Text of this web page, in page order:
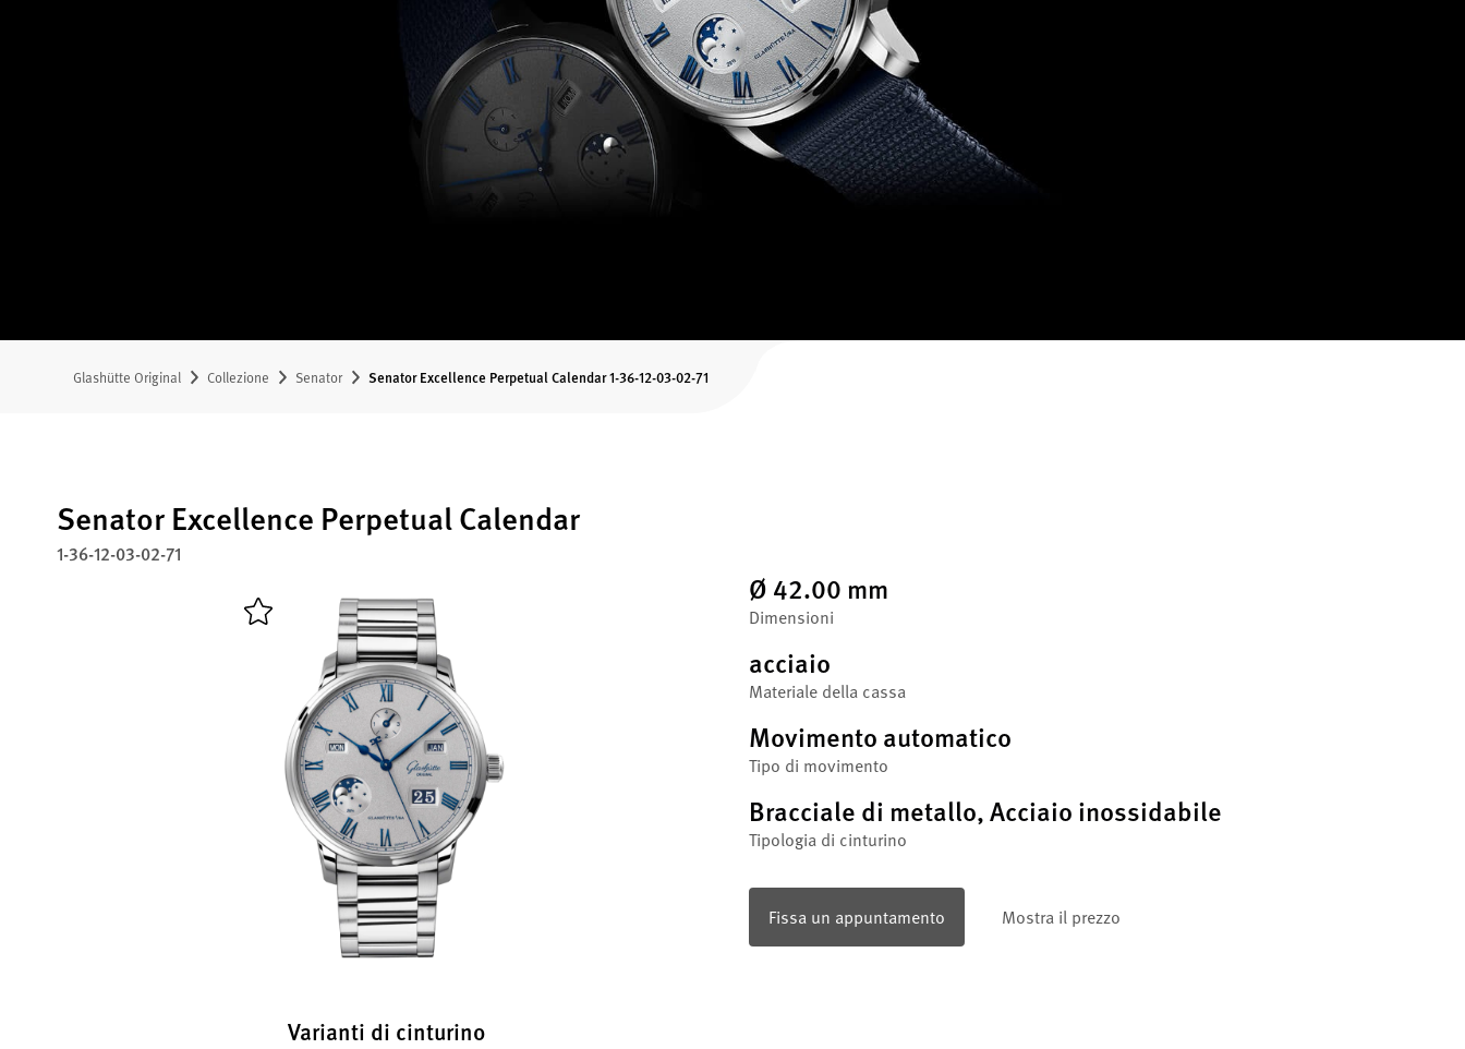
Glashütte Original Collezione Senator Senator Excellence Perpetual Calendar 1-36-12-03-02-71
Senator Excellence Perpetual Calendar
1-36-12-03-02-71
Varianti di cinturino
Ø 42.00 mm
Dimensioni
acciaio
Materiale della cassa
Movimento automatico
Tipo di movimento
Bracciale di metallo, Acciaio inossidabile
Tipologia di cinturino
Fissa un appuntamento Mostra il prezzo